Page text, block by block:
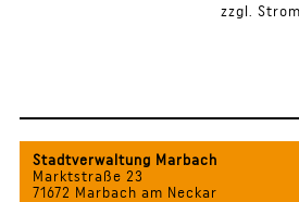
zzgl. Strom
Stadtverwaltung Marbach
Marktstraße 23
71672 Marbach am Neckar